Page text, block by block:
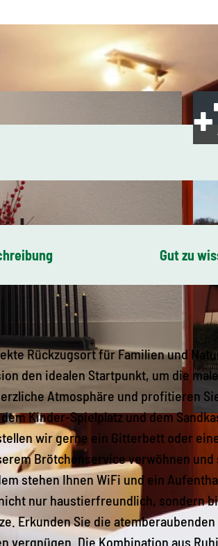
P
1
0
1
0
0
Gut zu
Rückzugsort für Familien und
den idealen Startpunkt, um die
Atmosphäre und profitieren
Kinder-Spielplatz und dem
wir gerne ein Gitterbett oder
Brötchenservice verwöhnen und
stehen Ihnen WiFi und ein
nur haustierfreundlich, sondern
Erkunden Sie die
vergnügen. Die Kombination aus